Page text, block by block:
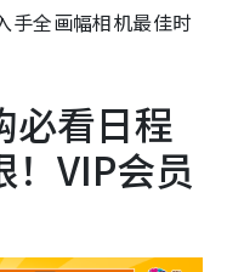
全画幅相机最佳时
必看日程
VIP会员